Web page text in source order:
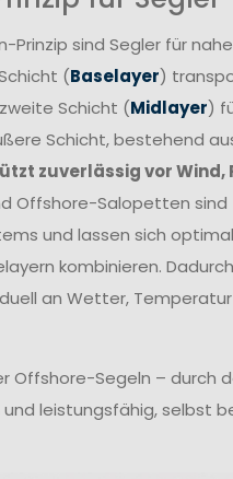
sind Segler für
(Baselayer)
Schicht (Midlayer)
Schicht, bestehend
zuverlässig vor Wind,
Offshore-Salopetten sind
und lassen sich
kombinieren.
an Wetter,
Offshore-Segeln – durch
leistungsfähig, selbst